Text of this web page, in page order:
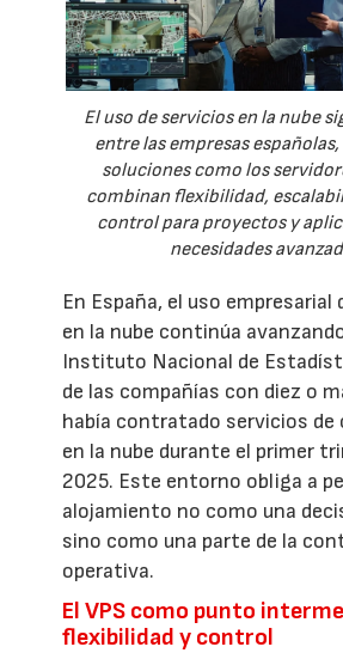
El uso de servicios en la nube
entre las empresas
soluciones como los
combinan flexibilidad,
control para proyectos y
necesidades
En España, el uso empresarial
en la nube continúa
Instituto Nacional de
de las compañías con diez o
había contratado servicios de
en la nube durante el primer
2025. Este entorno obliga a
alojamiento no como una
sino como una parte de la
operativa.
El VPS como punto
flexibilidad y control